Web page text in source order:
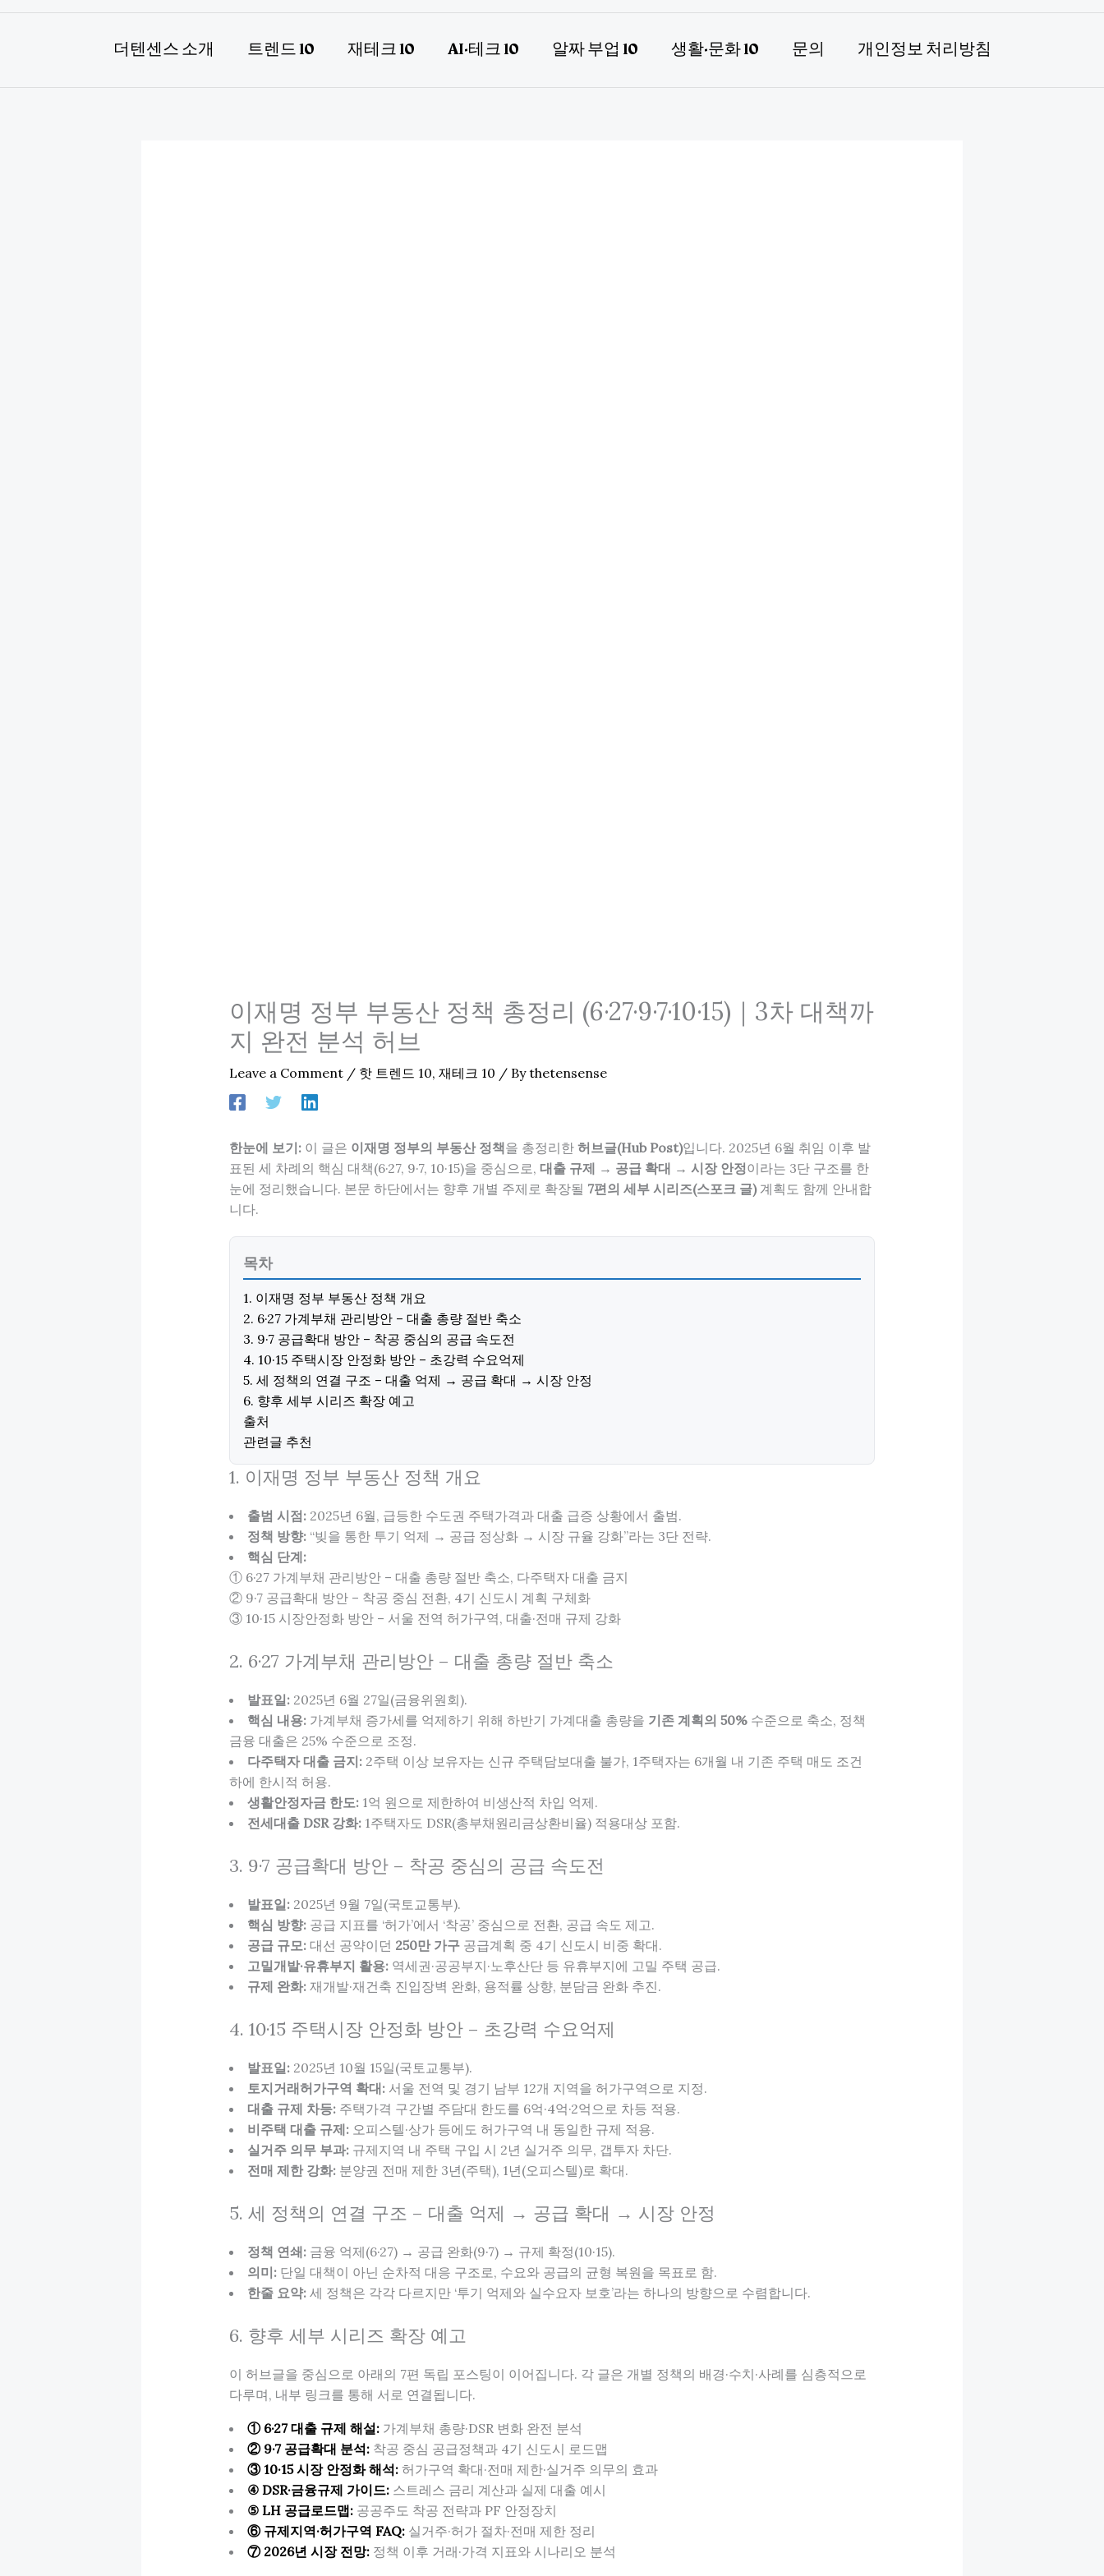
더텐센스 소개 트렌드 10 재테크 10 AI·테크 10 알짜 부업 10 생활·문화 10 문의 개인정보 처리방침
이재명 정부 부동산 정책 총정리 (6·27·9·7·10·15)｜3차 대책까
지 완전 분석 허브
Leave a Comment / 핫 트렌드 10, 재테크 10 / Bythetensense
한눈에 보기:이 글은 이재명 정부의 부동산 정책을 총정리한 허브글(Hub Post)입니다. 2025년 6월 취임 이후 발
표된 세 차례의 핵심 대책(6·27, 9·7, 10·15)을 중심으로, 대출 규제 → 공급 확대 → 시장 안정이라는 3단 구조를 한
눈에 정리했습니다. 본문 하단에서는 향후 개별 주제로 확장될 7편의 세부 시리즈(스포크 글)계획도 함께 안내합
니다.
목차
1. 이재명 정부 부동산 정책 개요
2. 6·27 가계부채 관리방안 – 대출 총량 절반 축소
3. 9·7 공급확대 방안 – 착공 중심의 공급 속도전
4. 10·15 주택시장 안정화 방안 – 초강력 수요억제
5. 세 정책의 연결 구조 – 대출 억제 → 공급 확대 → 시장 안정
6. 향후 세부 시리즈 확장 예고
출처
관련글 추천
1. 이재명 정부 부동산 정책 개요
출범 시점:2025년 6월, 급등한 수도권 주택가격과 대출 급증 상황에서 출범.
정책 방향:“빚을 통한 투기 억제 → 공급 정상화 → 시장 규율 강화”라는 3단 전략.
핵심 단계:
① 6·27 가계부채 관리방안 – 대출 총량 절반 축소, 다주택자 대출 금지
② 9·7 공급확대 방안 – 착공 중심 전환, 4기 신도시 계획 구체화
③ 10·15 시장안정화 방안 – 서울 전역 허가구역, 대출·전매 규제 강화
2. 6·27 가계부채 관리방안 – 대출 총량 절반 축소
발표일:2025년 6월 27일(금융위원회).
핵심 내용:가계부채 증가세를 억제하기 위해 하반기 가계대출 총량을 기존 계획의 50%수준으로 축소, 정책
금융 대출은 25% 수준으로 조정.
다주택자 대출 금지:2주택 이상 보유자는 신규 주택담보대출 불가, 1주택자는 6개월 내 기존 주택 매도 조건
하에 한시적 허용.
생활안정자금 한도:1억 원으로 제한하여 비생산적 차입 억제.
전세대출 DSR 강화:1주택자도 DSR(총부채원리금상환비율) 적용대상 포함.
3. 9·7 공급확대 방안 – 착공 중심의 공급 속도전
발표일:2025년 9월 7일(국토교통부).
핵심 방향:공급 지표를 ‘허가’에서 ‘착공’ 중심으로 전환, 공급 속도 제고.
공급 규모:대선 공약이던 250만 가구공급계획 중 4기 신도시 비중 확대.
고밀개발·유휴부지 활용:역세권·공공부지·노후산단 등 유휴부지에 고밀 주택 공급.
규제 완화:재개발·재건축 진입장벽 완화, 용적률 상향, 분담금 완화 추진.
4. 10·15 주택시장 안정화 방안 – 초강력 수요억제
발표일:2025년 10월 15일(국토교통부).
토지거래허가구역 확대:서울 전역 및 경기 남부 12개 지역을 허가구역으로 지정.
대출 규제 차등:주택가격 구간별 주담대 한도를 6억·4억·2억으로 차등 적용.
비주택 대출 규제:오피스텔·상가 등에도 허가구역 내 동일한 규제 적용.
실거주 의무 부과:규제지역 내 주택 구입 시 2년 실거주 의무, 갭투자 차단.
전매 제한 강화:분양권 전매 제한 3년(주택), 1년(오피스텔)로 확대.
5. 세 정책의 연결 구조 – 대출 억제 → 공급 확대 → 시장 안정
정책 연쇄:금융 억제(6·27) → 공급 완화(9·7) → 규제 확정(10·15).
의미:단일 대책이 아닌 순차적 대응 구조로, 수요와 공급의 균형 복원을 목표로 함.
한줄 요약:세 정책은 각각 다르지만 ‘투기 억제와 실수요자 보호’라는 하나의 방향으로 수렴합니다.
6. 향후 세부 시리즈 확장 예고
이 허브글을 중심으로 아래의 7편 독립 포스팅이 이어집니다. 각 글은 개별 정책의 배경·수치·사례를 심층적으로
다루며, 내부 링크를 통해 서로 연결됩니다.
① 6·27 대출 규제 해설:가계부채 총량·DSR 변화 완전 분석
② 9·7 공급확대 분석:착공 중심 공급정책과 4기 신도시 로드맵
③ 10·15 시장 안정화 해석:허가구역 확대·전매 제한·실거주 의무의 효과
④ DSR·금융규제 가이드:스트레스 금리 계산과 실제 대출 예시
⑤ LH 공급로드맵:공공주도 착공 전략과 PF 안정장치
⑥ 규제지역·허가구역 FAQ:실거주·허가 절차·전매 제한 정리
⑦ 2026년 시장 전망:정책 이후 거래·가격 지표와 시나리오 분석